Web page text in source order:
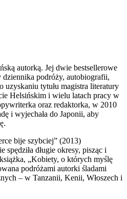
autorką. Jej dwie bestsellerowe
dziennika podróży, autobiografii,
tytułu magistra literatury
Helsińskim i wielu latach pracy w
oraz redaktorka, w 2010
i wyjechała do Japonii, aby
bije szybciej” (2013)
długie okresy, pisząc i
„Kobiety, o których myślę
podróżami autorki śladami
– w Tanzanii, Kenii, Włoszech i